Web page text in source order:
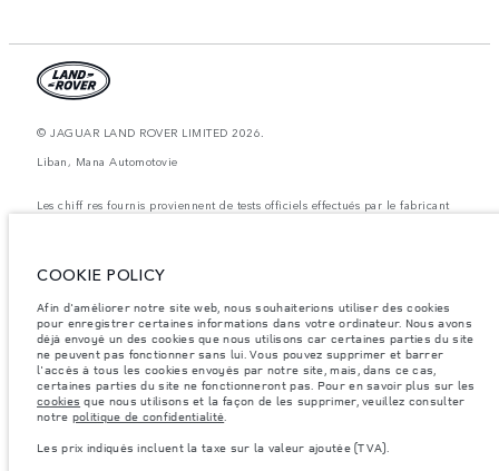
© JAGUAR LAND ROVER LIMITED 2026.
Liban, Mana Automotovie
Les chiff res fournis proviennent de tests officiels effectués par le fabricant
conformément å la législation européenne en vigueur. La consommation
configurateur peuvent varier d'un marché à l'autre et ne comprennent pas
la disponibilité et les prix.
Les poids indiqués correspondent à des spécifications de véhicule standard.
Les accessoires et autres éléments montés après le point de fabrication
affecteront la charge utile. Assurez-vous que le poids total en charge du
véhicule, les charges maximales par essieu et la charge utile ne sont pas
dépassés lorsque vous chargez des accessoires, des occupants, des liquides
et des carburants.
mondiale de semi-conducteurs affecte actuellement les spécifications de
COOKIE POLICY
Afin d'améliorer notre site web, nous souhaiterions utiliser des cookies
pour enregistrer certaines informations dans votre ordinateur. Nous avons
déjà envoyé un des cookies que nous utilisons car certaines parties du site
ne peuvent pas fonctionner sans lui. Vous pouvez supprimer et barrer
l'accès à tous les cookies envoyés par notre site, mais, dans ce cas,
certaines parties du site ne fonctionneront pas. Pour en savoir plus sur les
cookies que nous utilisons et la façon de les supprimer, veuillez consulter
notre politique de confidentialité.
Les prix indiqués incluent la taxe sur la valeur ajoutée (TVA).